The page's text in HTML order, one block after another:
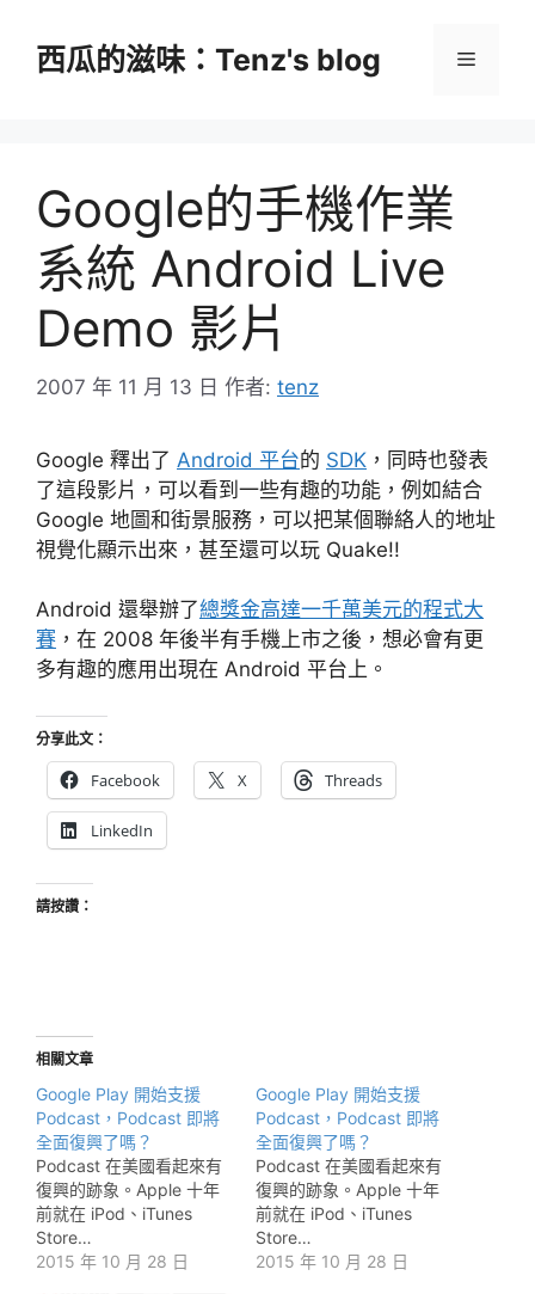
西瓜的滋味：Tenz's blog 選
Google的手機作業
系統 Android Live
Demo 影片
2007 年 11 月 13 日 作者: tenz
Google 釋出了 Android 平台的 SDK ，同時也發表
了這段影片，可以看到一些有趣的功能，例如結合
Google 地圖和街景服務，可以把某個聯絡人的地址
視覺化顯示出來，甚至還可以玩 Quake!!
Android 還舉辦了總獎金高達一千萬美元的程式大
賽 ，在 2008 年後半有手機上市之後，想必會有更
多有趣的應用出現在 Android 平台上。
分享此文：
Facebook X Threads
LinkedIn
請按讚：
相關文章
Google Play 開始支援
Podcast，Podcast 即將
全面復興了嗎？
Podcast 在美國看起來有
復興的跡象。Apple 十年
前就在 iPod、iTunes
Store…
2015 年 10 月 28 日
Google Play 開始支援
Podcast，Podcast 即將
全面復興了嗎？
Podcast 在美國看起來有
復興的跡象。Apple 十年
前就在 iPod、iTunes
Store…
2015 年 10 月 28 日